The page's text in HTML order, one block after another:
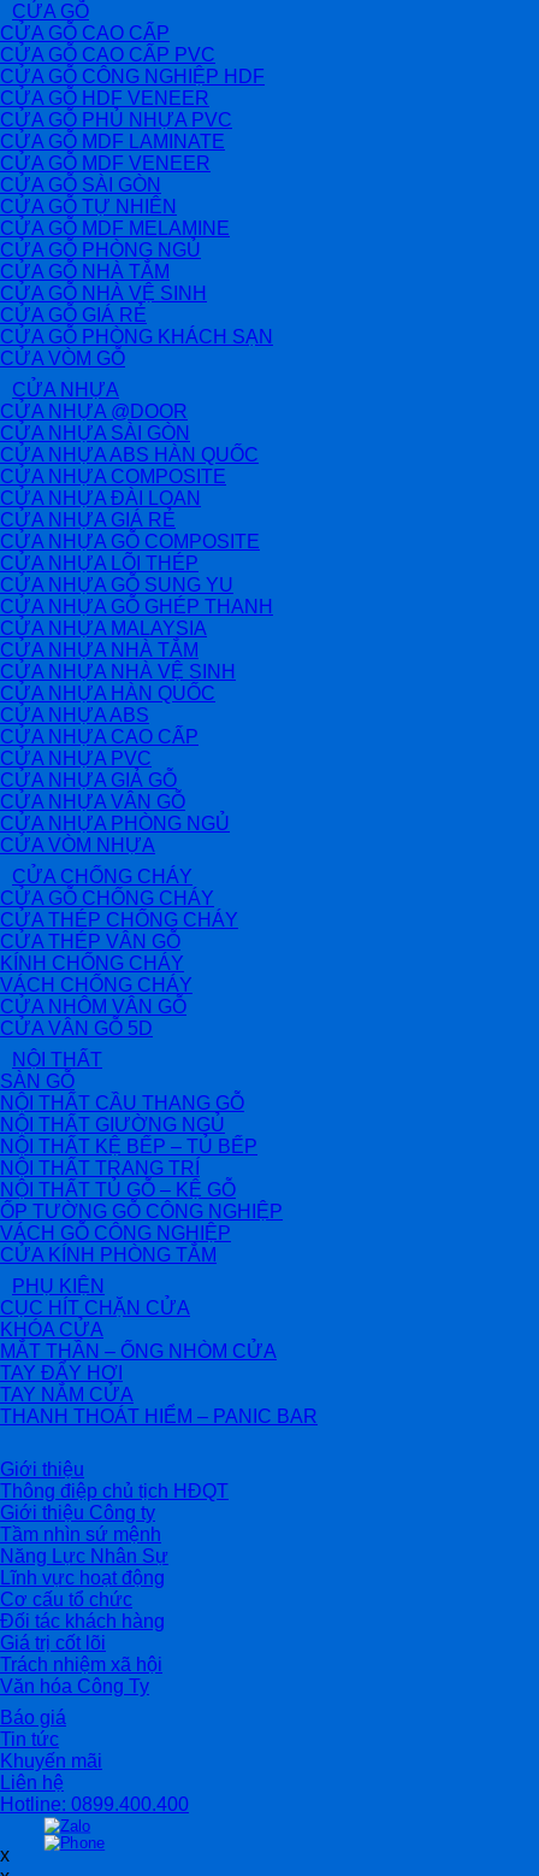
CỬA GỖ
CỬA GỖ CAO CẤP
CỬA GỖ CAO CẤP PVC
CỬA GỖ CÔNG NGHIỆP HDF
CỬA GỖ HDF VENEER
CỬA GỖ PHỦ NHỰA PVC
CỬA GỖ MDF LAMINATE
CỬA GỖ MDF VENEER
CỬA GỖ SÀI GÒN
CỬA GỖ TỰ NHIÊN
CỬA GỖ MDF MELAMINE
CỬA GỖ PHÒNG NGỦ
CỬA GỖ NHÀ TẮM
CỬA GỖ NHÀ VỆ SINH
CỬA GỖ GIÁ RẺ
CỬA GỖ PHÒNG KHÁCH SẠN
CỬA VÒM GỖ
CỬA NHỰA
CỬA NHỰA @DOOR
CỬA NHỰA SÀI GÒN
CỬA NHỰA ABS HÀN QUỐC
CỬA NHỰA COMPOSITE
CỬA NHỰA ĐÀI LOAN
CỬA NHỰA GIÁ RẺ
CỬA NHỰA GỖ COMPOSITE
CỬA NHỰA LÕI THÉP
CỬA NHỰA GỖ SUNG YU
CỬA NHỰA GỖ GHÉP THANH
CỬA NHỰA MALAYSIA
CỬA NHỰA NHÀ TẮM
CỬA NHỰA NHÀ VỆ SINH
CỬA NHỰA HÀN QUỐC
CỬA NHỰA ABS
CỬA NHỰA CAO CẤP
CỬA NHỰA PVC
CỬA NHỰA GIẢ GỖ
CỬA NHỰA VÂN GỖ
CỬA NHỰA PHÒNG NGỦ
CỬA VÒM NHỰA
CỬA CHỐNG CHÁY
CỬA GỖ CHỐNG CHÁY
CỬA THÉP CHỐNG CHÁY
CỬA THÉP VÂN GỖ
KÍNH CHỐNG CHÁY
VÁCH CHỐNG CHÁY
CỬA NHÔM VÂN GỖ
CỬA VÂN GỖ 5D
NỘI THẤT
SÀN GỖ
NỘI THẤT CẦU THANG GỖ
NỘI THẤT GIƯỜNG NGỦ
NỘI THẤT KỆ BẾP – TỦ BẾP
NỘI THẤT TRANG TRÍ
NỘI THẤT TỦ GỖ – KỆ GỖ
ỐP TƯỜNG GỖ CÔNG NGHIỆP
VÁCH GỖ CÔNG NGHIỆP
CỬA KÍNH PHÒNG TẮM
PHỤ KIỆN
CỤC HÍT CHẶN CỬA
KHÓA CỬA
MẮT THẦN – ỐNG NHÒM CỬA
TAY ĐẨY HƠI
TAY NẮM CỬA
THANH THOÁT HIỂM – PANIC BAR
Giới thiệu
Thông điệp chủ tịch HĐQT
Giới thiệu Công ty
Tầm nhìn sứ mệnh
Năng Lực Nhân Sự
Lĩnh vực hoạt động
Cơ cấu tổ chức
Đối tác khách hàng
Giá trị cốt lõi
Trách nhiệm xã hội
Văn hóa Công Ty
Báo giá
Tin tức
Khuyến mãi
Liên hệ
Hotline: 0899.400.400
x